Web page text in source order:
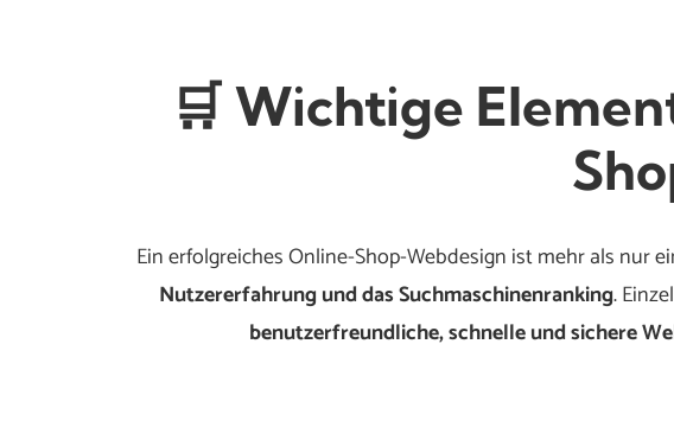
🛒 Wichtige
Ein erfolgreiches Online-Shop-Webdesign ist mehr als nur
Nutzererfahrung und das Suchmaschinenranking.
benutzerfreundliche, schnelle und sichere